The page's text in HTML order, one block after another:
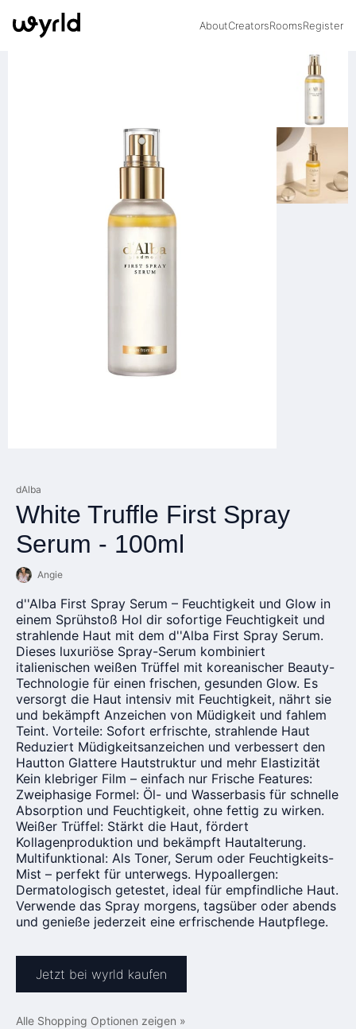
AboutCreatorsRoomsRegister
dAlba
White Truffle First Spray
Serum - 100ml
Angie
d''Alba First Spray Serum – Feuchtigkeit und Glow in
einem Sprühstoß Hol dir sofortige Feuchtigkeit und
strahlende Haut mit dem d''Alba First Spray Serum.
Dieses luxuriöse Spray-Serum kombiniert
italienischen weißen Trüffel mit koreanischer Beauty-
Technologie für einen frischen, gesunden Glow. Es
versorgt die Haut intensiv mit Feuchtigkeit, nährt sie
und bekämpft Anzeichen von Müdigkeit und fahlem
Teint. Vorteile: Sofort erfrischte, strahlende Haut
Reduziert Müdigkeitsanzeichen und verbessert den
Hautton Glattere Hautstruktur und mehr Elastizität
Kein klebriger Film – einfach nur Frische Features:
Zweiphasige Formel: Öl- und Wasserbasis für schnelle
Absorption und Feuchtigkeit, ohne fettig zu wirken.
Weißer Trüffel: Stärkt die Haut, fördert
Kollagenproduktion und bekämpft Hautalterung.
Multifunktional: Als Toner, Serum oder Feuchtigkeits-
Mist – perfekt für unterwegs. Hypoallergen:
Dermatologisch getestet, ideal für empfindliche Haut.
Verwende das Spray morgens, tagsüber oder abends
und genieße jederzeit eine erfrischende Hautpflege.
Jetzt bei wyrld kaufen
Alle Shopping Optionen zeigen »